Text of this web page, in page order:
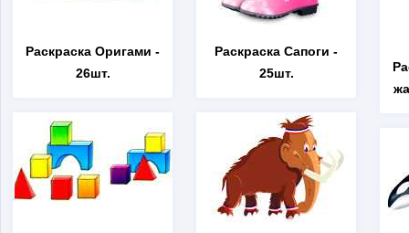
Раскраска Оригами -
26шт.
Раскраска Сапоги -
25шт.